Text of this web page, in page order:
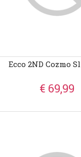
Ecco 2ND Cozmo
€ 69,99